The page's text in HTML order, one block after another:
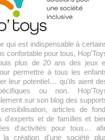
qui est indispensable à
confortable pour tous,
plus de 20 ans des jeux
permettre à tous les
leur potentiel… qu'ils aient
ou non.
sur son blog des
articles de
d'experts et de familles et
d'activités pour tous…
création d'une société